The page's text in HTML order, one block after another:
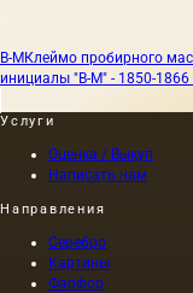
В-МКлеймо пробирного
инициалы "В-М" - 1850-1866
Услуги
Оценка / Выкуп
Написать нам
Направления
Серебро
Картины
Фарфор